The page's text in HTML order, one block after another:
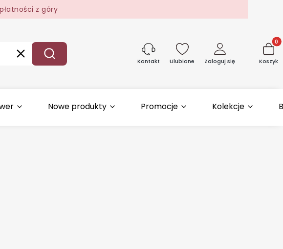
z góry
WyczyśćSzukaj Kontakt Ulubione Zaloguj się Koszyk
Nowe produkty Promocje Kolekcje